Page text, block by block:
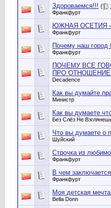
Здороваемся!!! (
Франкфурт
ЮЖНАЯ ОСЕТИЯ -
Франкфурт
Почему наш
Франкфурт
ПОЧЕМУ ВСЕ
ПРО ОТНОШЕНИЕ
Decadence
Как вы думайте
Министр
Как вы думаете
Без Слёз Не
Что вы думаете о
Шуйский
Строчка из
Франкфурт
В чем
Франкфурт
Моя детская
Bella Donn